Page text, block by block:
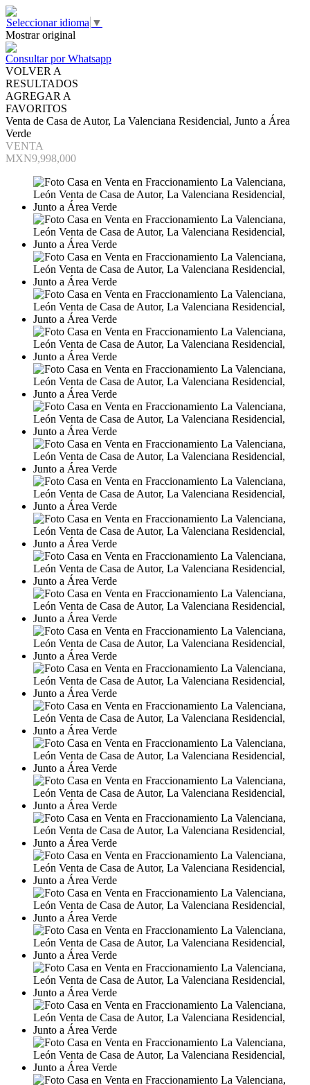
Seleccionar idioma ▼
Mostrar original
Consultar por Whatsapp
VOLVER A
RESULTADOS
AGREGAR A
FAVORITOS
Venta de Casa de Autor, La Valenciana Residencial, Junto a Área
Verde
VENTA
MXN9,998,000